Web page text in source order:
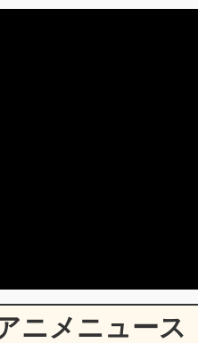
ニメニュース